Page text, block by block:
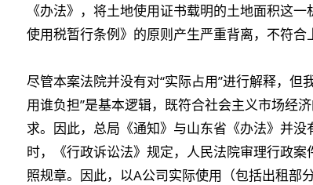
《办法》，将土地使用证书载明的土地面积这
使用税暂行条例》的原则产生严重背离，不符合
尽管本案法院并没有对“实际占用”进行解释，
用谁负担”是基本逻辑，既符合社会主义市场经
求。因此，总局《通知》与山东省《办法》并
时，《行政诉讼法》规定，人民法院审理行政
照规章。因此，以A公司实际使用（包括出租部